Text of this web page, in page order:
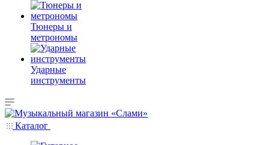
Тюнеры и
метрономы
Ударные
инструменты
Каталог